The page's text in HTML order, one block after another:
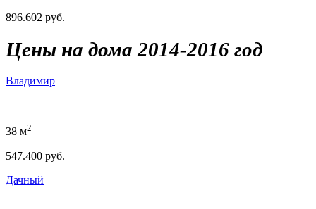
896.602 руб.
Цены на дома 2014-2016 год
Владимир
38 м2
547.400 руб.
Дачный